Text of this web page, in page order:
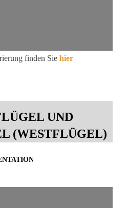
finden Sie hier
UND
(WESTFLÜGEL)